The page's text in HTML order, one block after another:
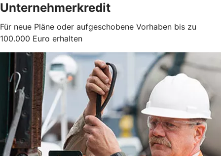
Unternehmerkredit
Für neue Pläne oder aufgeschobene Vorhaben bis zu
100.000 Euro erhalten